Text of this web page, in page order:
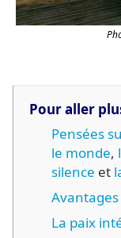
Pour aller
Pensées
le monde,
silence et
La paix